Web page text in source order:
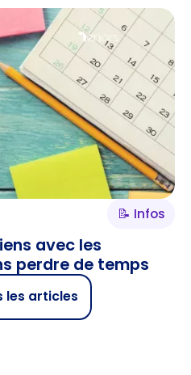
📝 Infos
avec les
perdre de temps
les articles